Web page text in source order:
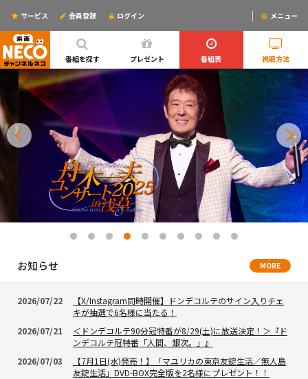
番組を探す プレゼント 番組表 視聴方法
サービス 会員登録 ログイン メニュー
ログインするとリマインドメールが使えるYO!
お知らせ MORE
2026/07/22
【X/Instagram同時開催】ドンデコルテのサイン入りチェ
キが抽選で6名様に当たる！
2026/07/21
＜ドンデコルテ90分冠特番が8/29(土)に放送決定！＞『ド
ンデコルテ冠特番「人間、銀次。」』
2026/07/03
【7月1日(水)発売！】「マユリカの東京友錠生活／無人島
友錠生活」DVD-BOX完全版を2名様にプレゼント！！